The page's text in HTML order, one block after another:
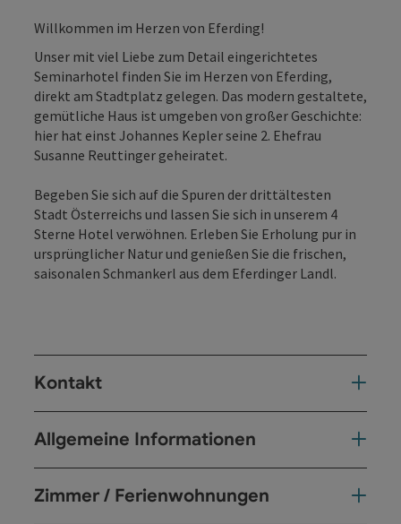
Willkommen im Herzen von Eferding!
Unser mit viel Liebe zum Detail eingerichtetes
Seminarhotel finden Sie im Herzen von Eferding,
direkt am Stadtplatz gelegen. Das modern gestaltete,
gemütliche Haus ist umgeben von großer Geschichte:
hier hat einst Johannes Kepler seine 2. Ehefrau
Susanne Reuttinger geheiratet.
Begeben Sie sich auf die Spuren der drittältesten
Stadt Österreichs und lassen Sie sich in unserem 4
Sterne Hotel verwöhnen. Erleben Sie Erholung pur in
ursprünglicher Natur und genießen Sie die frischen,
saisonalen Schmankerl aus dem Eferdinger Landl.
Kontakt
Allgemeine Informationen
Zimmer / Ferienwohnungen